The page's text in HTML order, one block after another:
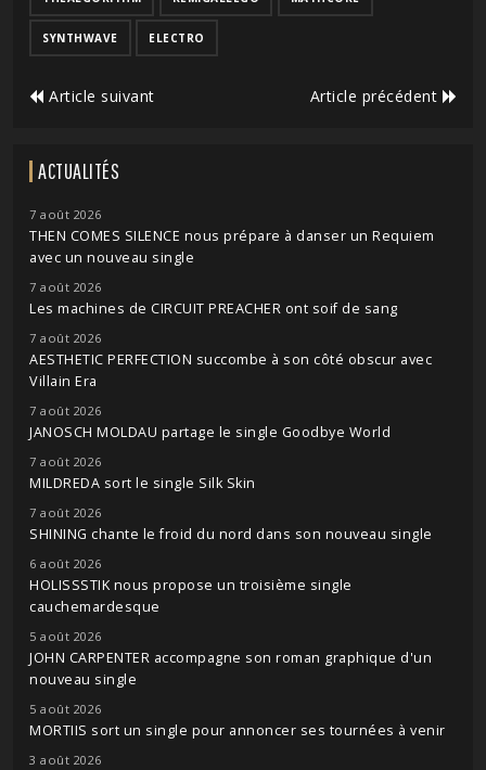
SYNTHWAVE ELECTRO
Article suivant Article précédent
ACTUALITÉS
7 août 2026
THEN COMES SILENCE nous prépare à danser un Requiem
avec un nouveau single
7 août 2026
Les machines de CIRCUIT PREACHER ont soif de sang
7 août 2026
AESTHETIC PERFECTION succombe à son côté obscur avec
Villain Era
7 août 2026
JANOSCH MOLDAU partage le single Goodbye World
7 août 2026
MILDREDA sort le single Silk Skin
7 août 2026
SHINING chante le froid du nord dans son nouveau single
6 août 2026
HOLISSSTIK nous propose un troisième single
cauchemardesque
5 août 2026
JOHN CARPENTER accompagne son roman graphique d'un
nouveau single
5 août 2026
MORTIIS sort un single pour annoncer ses tournées à venir
3 août 2026